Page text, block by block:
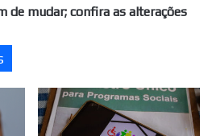
de mudar; confira as alterações